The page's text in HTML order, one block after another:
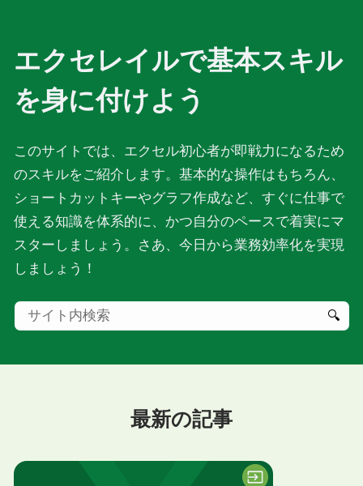
エクセレイルで基本スキル
を身に付けよう
このサイトでは、エクセル初心者が即戦力になるため
のスキルをご紹介します。基本的な操作はもちろん、
ショートカットキーやグラフ作成など、すぐに仕事で
使える知識を体系的に、かつ自分のペースで着実にマ
スターしましょう。さあ、今日から業務効率化を実現
しましょう！
🔍
最新の記事